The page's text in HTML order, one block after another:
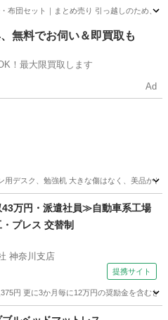
布団セット｜まとめ売り 引っ越しのため、
の他 一式
無料でお伺い＆即買取も
！最大限買取します
Ad
用デスク、勉強机 大きな傷はなく、美品かと
ル 万円・派遣社員≫自動車系工場
プレス 交替制
神奈川支店
提携サイト
円 更に3か月毎に12万円の奨励金を含む